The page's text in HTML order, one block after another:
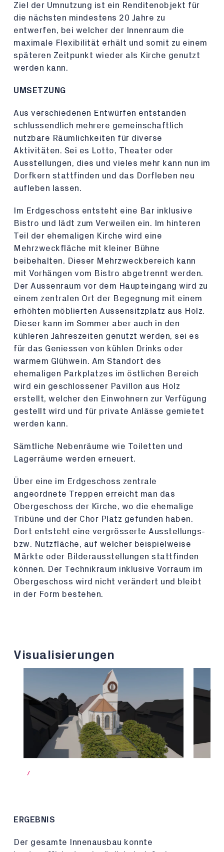
Ziel der Umnutzung ist ein Renditenobjekt für
die nächsten mindestens 20 Jahre zu
entwerfen, bei welcher der Innenraum die
maximale Flexibilität erhält und somit zu einem
späteren Zeitpunkt wieder als Kirche genutzt
werden kann.
UMSETZUNG
Aus verschiedenen Entwürfen entstanden
schlussendlich mehrere gemeinschaftlich
nutzbare Räumlichkeiten für diverse
Aktivitäten. Sei es Lotto, Theater oder
Ausstellungen, dies und vieles mehr kann nun im
Dorfkern stattfinden und das Dorfleben neu
aufleben lassen.
Im Erdgeschoss entsteht eine Bar inklusive
Bistro und lädt zum Verweilen ein. Im hinteren
Teil der ehemaligen Kirche wird eine
Mehrzweckfläche mit kleiner Bühne
beibehalten. Dieser Mehrzweckbereich kann
mit Vorhängen vom Bistro abgetrennt werden.
Der Aussenraum vor dem Haupteingang wird zu
einem zentralen Ort der Begegnung mit einem
erhöhten möblierten Aussensitzplatz aus Holz.
Dieser kann im Sommer aber auch in den
kühleren Jahreszeiten genutzt werden, sei es
für das Geniessen von kühlen Drinks oder
warmem Glühwein. Am Standort des
ehemaligen Parkplatzes im östlichen Bereich
wird ein geschlossener Pavillon aus Holz
erstellt, welcher den Einwohnern zur Verfügung
gestellt wird und für private Anlässe gemietet
werden kann.
Sämtliche Nebenräume wie Toiletten und
Lagerräume werden erneuert.
Über eine im Erdgeschoss zentrale
angeordnete Treppen erreicht man das
Obergeschoss der Kirche, wo die ehemalige
Tribüne und der Chor Platz gefunden haben.
Dort entsteht eine vergrösserte Ausstellungs-
bzw. Nutzfläche, auf welcher beispielweise
Märkte oder Bilderausstellungen stattfinden
können. Der Technikraum inklusive Vorraum im
Obergeschoss wird nicht verändert und bleibt
in der Form bestehen.
Visualisierungen
/
ERGEBNIS
Der gesamte Innenausbau konnte